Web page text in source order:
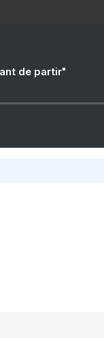
de partir"